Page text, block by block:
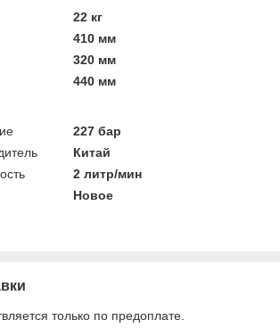
22 кг
410 мм
320 мм
440 мм
227 бар
Китай
2 литр/мин
Новое
только по предоплате.